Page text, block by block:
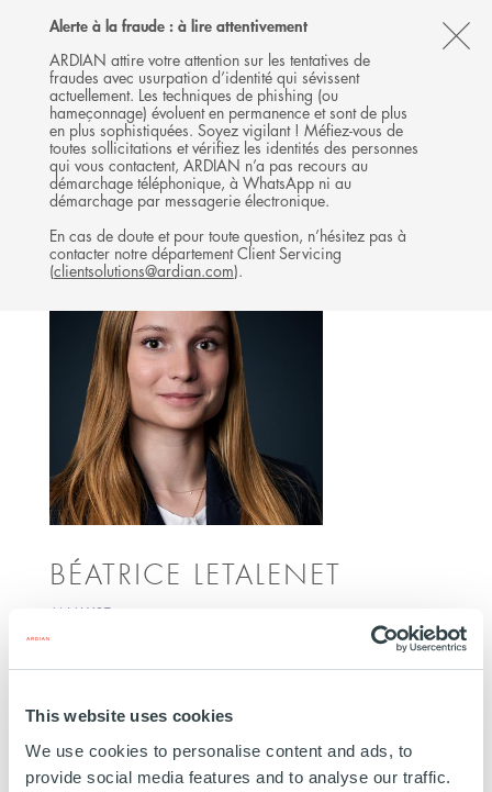
This website uses cookies
We use cookies to personalise content and ads, to
provide social media features and to analyse our traffic.
Alerte à la fraude : à lire attentivement
ARDIAN attire votre attention sur les tentatives de
fraudes avec usurpation d’identité qui sévissent
actuellement. Les techniques de phishing (ou
hameçonnage) évoluent en permanence et sont de plus
en plus sophistiquées. Soyez vigilant ! Méfiez-vous de
toutes sollicitations et vérifiez les identités des personnes
qui vous contactent, ARDIAN n’a pas recours au
démarchage téléphonique, à WhatsApp ni au
démarchage par messagerie électronique.
En cas de doute et pour toute question, n’hésitez pas à
contacter notre département Client Servicing
(clientsolutions@ardian.com).
Follow
Ardian
on
X
Follow
Ardian
on
LinkedIn
Follow
Ardian
on
YouTube
Ardian
on
Jobs
on
LinkedIn
MENU
L'ÉQUIPE
BUYOUT
BÉATRICE LETALENET
ANALYST
PARIS
au’Analyst en juillet 2025. Avant de rejoindre
Ardian, elle a effectué plusieurs stages, noteamment
en Private Equity chez Keensight et en Private Debt